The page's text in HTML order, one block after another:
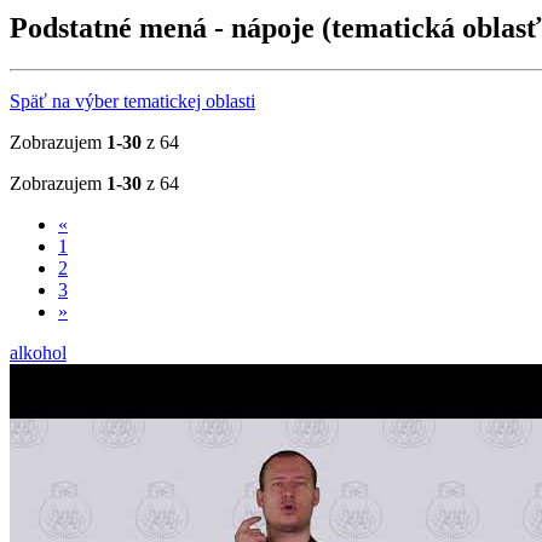
Podstatné mená - nápoje (tematická
Späť na výber tematickej oblasti
Zobrazujem 1-30 z 64
Zobrazujem 1-30 z 64
«
1
2
3
»
alkohol